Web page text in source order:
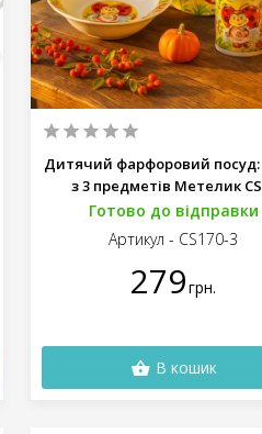
Дитячий фарфоровий посуд:
з 3 предметів Метелик CS
Готово до відправки
Артикул - CS170-3
279грн.
В кошик